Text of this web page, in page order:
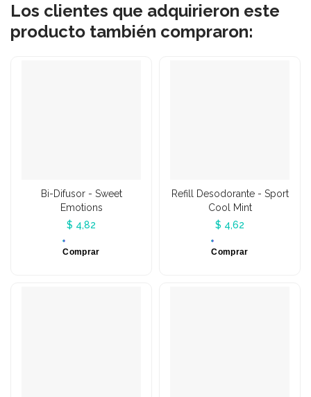
Los clientes que adquirieron este
producto también compraron:
Bi-Difusor - Sweet
Emotions
$ 4,82
Comprar
Refill Desodorante - Sport
Cool Mint
$ 4,62
Comprar